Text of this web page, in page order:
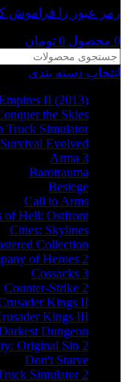
رمز عبور را فراموش
0 محصول 0 تومان
انتخاب دسته بندی
II (2013)
the Skies
Truck Simulator
Evolved
Arma 3
Barotrauma
Besiege
Call to Arms
of Hell: Ostfront
Cities: Skylines
Collection
of Heroes 2
Cossacks 3
Counter-Strike 2
Kings II
Kings III
Dungeon
Original Sin 2
Don't Starve
Simulator 2